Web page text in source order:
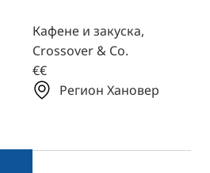
Кафене и закуска,
Crossover & Co.
€€
Регион Хановер